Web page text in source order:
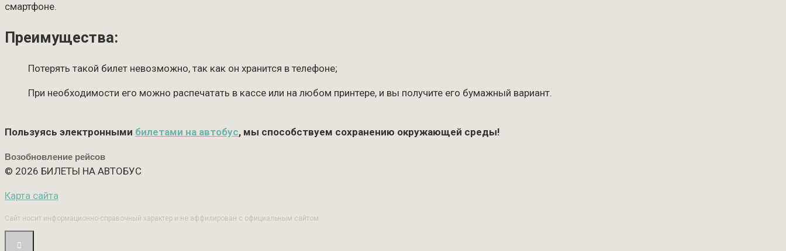
смартфоне.
Преимущества:
Потерять такой билет невозможно, так как он хранится в телефоне;
При необходимости его можно распечатать в кассе или на любом принтере, и вы получите его бумажный вариант.
Пользуясь электронными билетами на автобус, мы способствуем сохранению окружающей среды!
Возобновление рейсов
© 2026 БИЛЕТЫ НА АВТОБУС
Карта сайта
Сайт носит информационно-справочный характер и не аффилирован с официальным сайтом.